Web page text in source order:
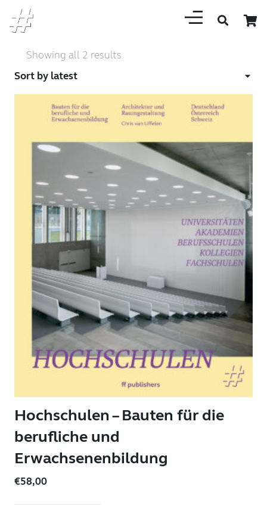
Showing all 2 results
Hochschulen – Bauten für die
berufliche und
Erwachsenenbildung
€58,00